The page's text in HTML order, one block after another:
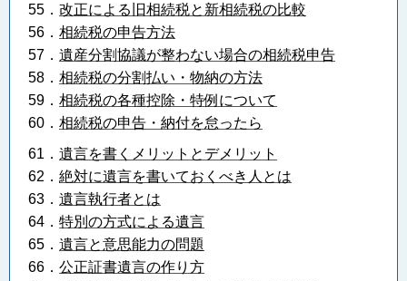
55． 改正による旧相続税と新相続税の比較
56． 相続税の申告方法
57． 遺産分割協議が整わない場合の相続税申告
58． 相続税の分割払い・物納の方法
59． 相続税の各種控除・特例について
60． 相続税の申告・納付を怠ったら
61． 遺言を書くメリットとデメリット
62． 絶対に遺言を書いておくべき人とは
63． 遺言執行者とは
64． 特別の方式による遺言
65． 遺言と意思能力の問題
66． 公正証書遺言の作り方